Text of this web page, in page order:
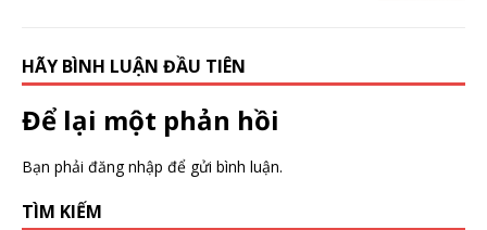
HÃY BÌNH LUẬN ĐẦU TIÊN
Để lại một phản hồi
Bạn phải đăng nhập để gửi bình luận.
TÌM KIẾM